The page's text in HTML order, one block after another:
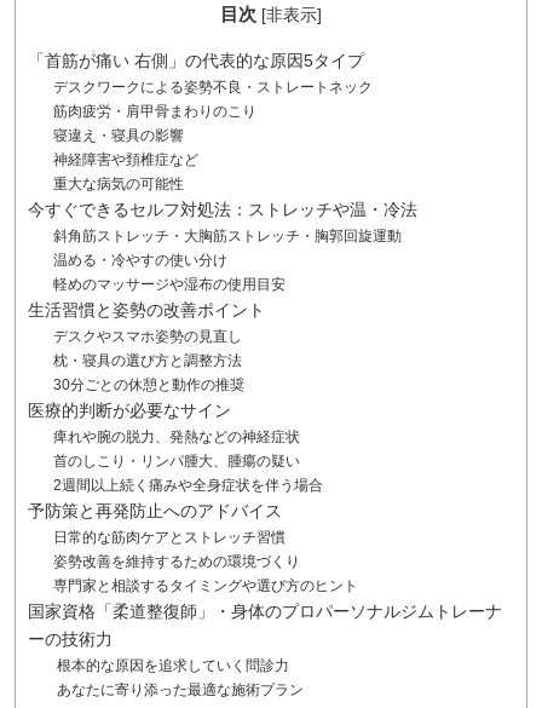
目次 [非表示]
「首筋が痛い 右側」の代表的な原因5タイプ
デスクワークによる姿勢不良・ストレートネック
筋肉疲労・肩甲骨まわりのこり
寝違え・寝具の影響
神経障害や頚椎症など
重大な病気の可能性
今すぐできるセルフ対処法：ストレッチや温・冷法
斜角筋ストレッチ・大胸筋ストレッチ・胸郭回旋運動
温める・冷やすの使い分け
軽めのマッサージや湿布の使用目安
生活習慣と姿勢の改善ポイント
デスクやスマホ姿勢の見直し
枕・寝具の選び方と調整方法
30分ごとの休憩と動作の推奨
医療的判断が必要なサイン
痺れや腕の脱力、発熱などの神経症状
首のしこり・リンパ腫大、腫瘍の疑い
2週間以上続く痛みや全身症状を伴う場合
予防策と再発防止へのアドバイス
日常的な筋肉ケアとストレッチ習慣
姿勢改善を維持するための環境づくり
専門家と相談するタイミングや選び方のヒント
国家資格「柔道整復師」・身体のプロパーソナルジムトレーナ
ーの技術力
根本的な原因を追求していく問診力
あなたに寄り添った最適な施術プラン